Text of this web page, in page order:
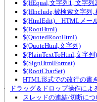
$(IfEqual,文字列1, 文字
$(IfInclude,被検索文字列,
$(HtmlEdit)、HTMLメー
$(RootHtml)
$(QuotedRootHtml)
$(QuoteHtml,文字列)
$(PlainTextToHtml,文字列)
$(SignHtmlFormat)
$(RootCharSet)
HTML形式での改行の書
ドラッグ＆ドロップ操作に
スレッドの連結/切断につ